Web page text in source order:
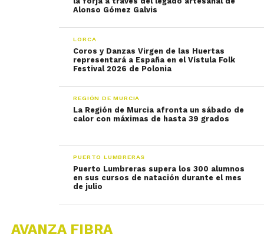
Alonso Gómez Galvis
LORCA
Coros y Danzas Virgen de las Huertas
representará a España en el Vístula Folk
Festival 2026 de Polonia
REGIÓN DE MURCIA
La Región de Murcia afronta un sábado de
calor con máximas de hasta 39 grados
PUERTO LUMBRERAS
Puerto Lumbreras supera los 300 alumnos
en sus cursos de natación durante el mes
de julio
AVANZA FIBRA